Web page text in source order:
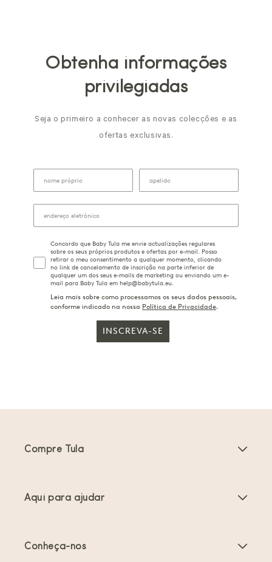
Obtenha informações
privilegiadas
Seja o primeiro a conhecer as novas colecções e as
ofertas exclusivas.
Concordo que Baby Tula me envie actualizações regulares
sobre os seus próprios produtos e ofertas por e-mail. Posso
retirar o meu consentimento a qualquer momento, clicando
no link de cancelamento de inscrição na parte inferior de
qualquer um dos seus e-mails de marketing ou enviando um e-
mail para Baby Tula em help@babytula.eu.
Leia mais sobre como processamos os seus dados pessoais,
conforme indicado na nossa Política de Privacidade.
INSCREVA-SE
Compre Tula
Aqui para ajudar
Conheça-nos